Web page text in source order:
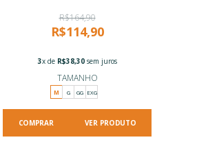
R$164,90
R$114,90
3x de R$38,30sem juros
TAMANHO
M G GG EXG
VER PRODUTO